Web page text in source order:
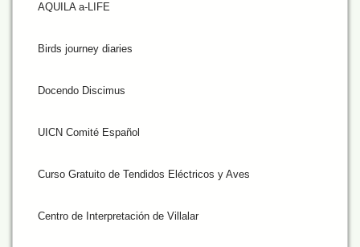
AQUILA a-LIFE
Birds journey diaries
Docendo Discimus
UICN Comité Español
Curso Gratuito de Tendidos Eléctricos y Aves
Centro de Interpretación de Villalar